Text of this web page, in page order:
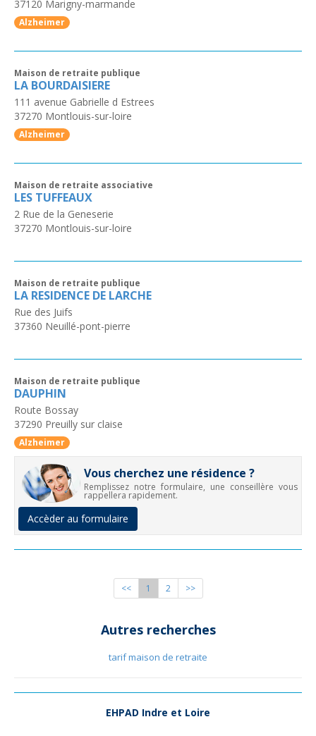
37120 Marigny-marmande
Alzheimer
Maison de retraite publique
LA BOURDAISIERE
111 avenue Gabrielle d Estrees
37270 Montlouis-sur-loire
Alzheimer
Maison de retraite associative
LES TUFFEAUX
2 Rue de la Geneserie
37270 Montlouis-sur-loire
Maison de retraite publique
LA RESIDENCE DE LARCHE
Rue des Juifs
37360 Neuillé-pont-pierre
Maison de retraite publique
DAUPHIN
Route Bossay
37290 Preuilly sur claise
Alzheimer
Vous cherchez une résidence ?
Remplissez notre formulaire, une conseillère vous
rappellera rapidement.
Accèder au formulaire
<< 1 2 >>
Autres recherches
tarif maison de retraite
EHPAD Indre et Loire